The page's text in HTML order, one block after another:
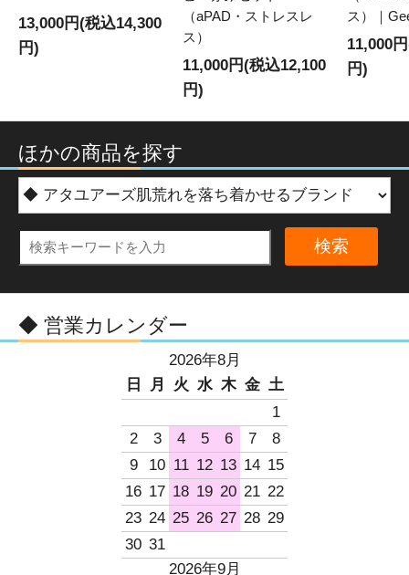
13,000円(税込14,300
円)
（aPAD・ストレスレ
ス）
11,000円(税込12,100
円)
ス）｜
11,000
円)
ほかの商品を探す
検索
◆ 営業カレンダー
2026年8月
日
月 火 水 木 金 土
1
2
3 4 5 6 7
8
9
10 11 12 13 14 15
16 17 18 19 20 21 22
23 24 25 26 27 28 29
30 31
2026年9月